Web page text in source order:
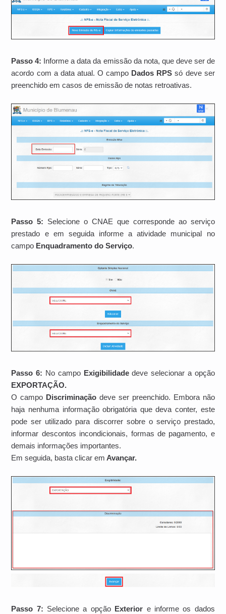
Passo 4: Informe a data da emissão da nota, que deve ser de
acordo com a data atual. O campo Dados RPSsó deve ser
preenchido em casos de emissão de notas retroativas.
Passo 5: Selecione o CNAE que corresponde ao serviço
prestado e em seguida informe a atividade municipal no
campo Enquadramento do Serviço.
Passo 6: No campo Exigibilidadedeve selecionar a opção
EXPORTAÇÃO.
O campo Discriminação deve ser preenchido. Embora não
haja nenhuma informação obrigatória que deva conter, este
pode ser utilizado para discorrer sobre o serviço prestado,
informar descontos incondicionais, formas de pagamento, e
demais informações importantes.
Em seguida, basta clicar em Avançar.
Passo 7: Selecione a opção Exterior e informe os dados